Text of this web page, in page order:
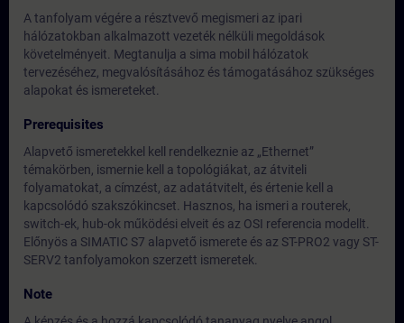
A tanfolyam végére a résztvevő megismeri az ipari
hálózatokban alkalmazott vezeték nélküli megoldások
követelményeit. Megtanulja a sima mobil hálózatok
tervezéséhez, megvalósításához és támogatásához szükséges
alapokat és ismereteket.
Prerequisites
Alapvető ismeretekkel kell rendelkeznie az „Ethernet”
témakörben, ismernie kell a topológiákat, az átviteli
folyamatokat, a címzést, az adatátvitelt, és értenie kell a
kapcsolódó szakszókincset. Hasznos, ha ismeri a routerek,
switch-ek, hub-ok működési elveit és az OSI referencia modellt.
Előnyös a SIMATIC S7 alapvető ismerete és az ST-PRO2 vagy ST-
SERV2 tanfolyamokon szerzett ismeretek.
Note